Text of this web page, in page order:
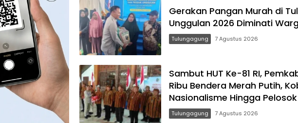
Gerakan Pangan Murah di
Unggulan 2026 Diminati
Tulungagung 7 Agustus 2026
Sambut HUT Ke-81 RI,
Ribu Bendera Merah Putih,
Nasionalisme Hingga
Tulungagung 7 Agustus 2026